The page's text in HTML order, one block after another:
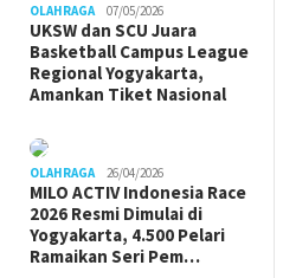
OLAHRAGA 07/05/2026
UKSW dan SCU Juara
Basketball Campus League
Regional Yogyakarta,
Amankan Tiket Nasional
OLAHRAGA 26/04/2026
MILO ACTIV Indonesia Race
2026 Resmi Dimulai di
Yogyakarta, 4.500 Pelari
Ramaikan Seri Pem…